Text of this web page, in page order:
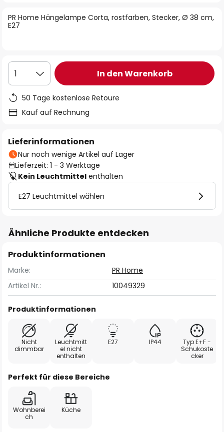
springen
PR Home Hängelampe Corta, rostfarben, Stecker, Ø 38 cm,
E27
1 In den Warenkorb
50 Tage kostenlose Retoure
Kauf auf Rechnung
Lieferinformationen
Nur noch wenige Artikel auf Lager
Lieferzeit: 1 - 3 Werktage
Kein Leuchtmittel enthalten
E27 Leuchtmittel wählen
Ähnliche Produkte entdecken
Produktinformationen
Marke:
PR Home
Artikel Nr.:
10049329
Produktinformationen
Nicht
dimmbar
Leuchtmitt
el nicht
enthalten
E27 IP44
Typ E+F -
Schukoste
cker
Perfekt für diese Bereiche
Wohnberei
ch
Küche